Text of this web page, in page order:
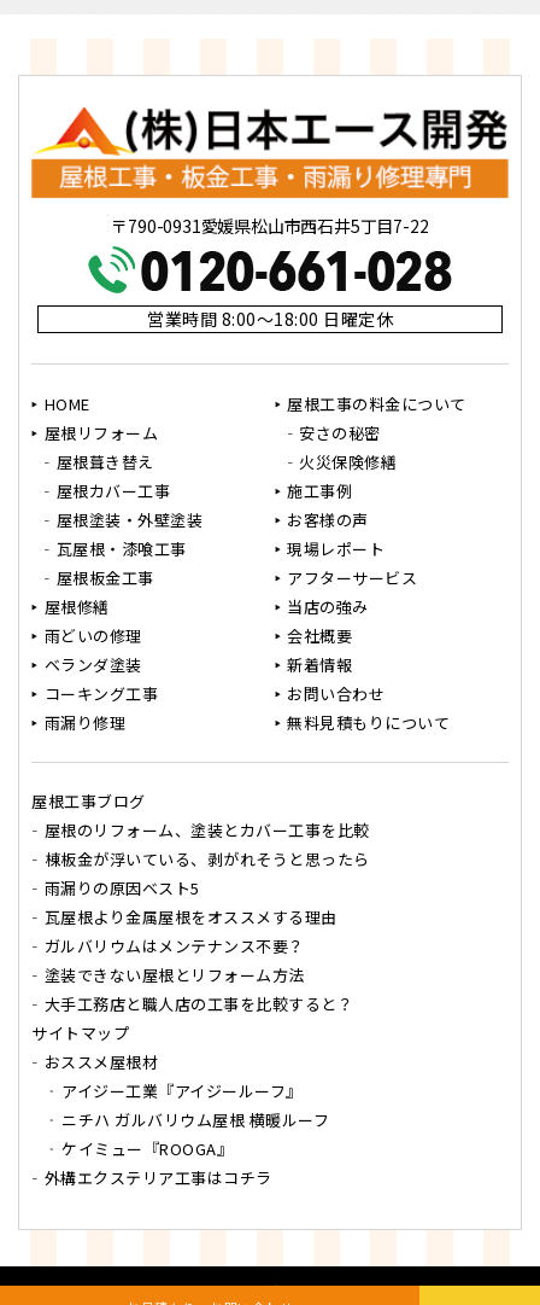
〒790-0931愛媛県松山市西石井5丁目7-22
営業時間 8:00～18:00 日曜定休
HOME
屋根リフォーム
屋根葺き替え
屋根カバー工事
屋根塗装・外壁塗装
瓦屋根・漆喰工事
屋根板金工事
屋根修繕
雨どいの修理
ベランダ塗装
コーキング工事
雨漏り修理
屋根工事の料金について
安さの秘密
火災保険修繕
施工事例
お客様の声
現場レポート
アフターサービス
当店の強み
会社概要
新着情報
お問い合わせ
無料見積もりについて
屋根工事ブログ
屋根のリフォーム、塗装とカバー工事を比較
棟板金が浮いている、剥がれそうと思ったら
雨漏りの原因ベスト5
瓦屋根より金属屋根をオススメする理由
ガルバリウムはメンテナンス不要？
塗装できない屋根とリフォーム方法
大手工務店と職人店の工事を比較すると？
サイトマップ
おススメ屋根材
アイジー工業『アイジールーフ』
ニチハ ガルバリウム屋根 横暖ルーフ
ケイミュー『ROOGA』
外構エクステリア工事はコチラ
Copyright日本エース開発All Rights Reserved